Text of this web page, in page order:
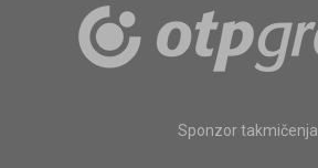
Sponzor takmičenja